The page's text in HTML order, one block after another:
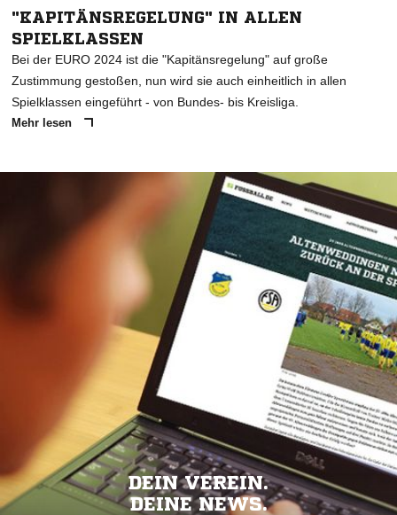
"KAPITÄNSREGELUNG" IN ALLEN
SPIELKLASSEN
Bei der EURO 2024 ist die "Kapitänsregelung" auf große
Zustimmung gestoßen, nun wird sie auch einheitlich in allen
Spielklassen eingeführt - von Bundes- bis Kreisliga.
Mehr lesen
DEIN VEREIN.
DEINE NEWS.